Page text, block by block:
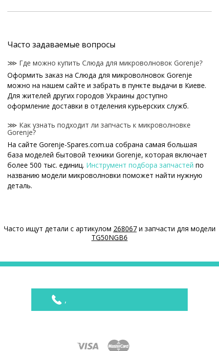
Часто задаваемые вопросы
⋙ Где можно купить Слюда для микроволновок Gorenje?
Оформить заказ на Слюда для микроволновок Gorenje
можно на нашем сайте и забрать в пункте выдачи в Киеве.
Для жителей других городов Украины доступно
оформление доставки в отделения курьерских служб.
⋙ Как узнать подходит ли запчасть к микроволновке
Gorenje?
На сайте Gorenje-Spares.com.ua собрана самая большая
база моделей бытовой техники Gorenje, которая включает
более 500 тыс. единиц. Инструмент подбора запчастей по
названию модели микроволновки поможет найти нужную
деталь.
и другими параметрами - шильдик находится на корпусе
На нашем сайте можно купить оригинальные Слюда для
Цены на Слюда для микроволновок
Товар
Цена
Gorenje 623614 Слюда 12,5 x 4,5 cм для
Часто ищут детали с артикулом 268067и запчасти для модели
TG50NGB6
,